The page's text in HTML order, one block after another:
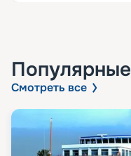
Популярные
Смотреть все